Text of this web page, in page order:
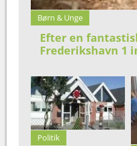
Børn & Unge
Efter en
Frederikshavn 1
Politik